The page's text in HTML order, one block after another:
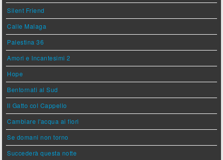
Silent Friend
Calle Malaga
Palestina 36
Amori e Incantesimi 2
Hope
Bentornati al Sud
Il Gatto col Cappello
Cambiare l'acqua ai fiori
Se domani non torno
Succederà questa notte